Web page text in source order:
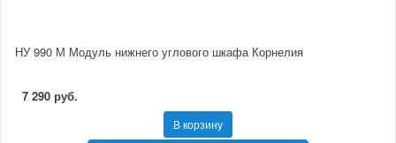
НУ 990 М Модуль нижнего углового шкафа Корнелия
7 290 руб.
В корзину